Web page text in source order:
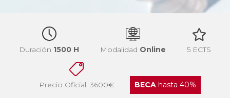
Duración 1500 H Modalidad Online 5 ECTS
Precio Oficial: 3600€ BECAhasta 40%